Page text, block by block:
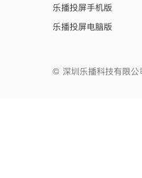
乐播投屏手机版
乐播投屏电脑版
© 深圳乐播科技有限公